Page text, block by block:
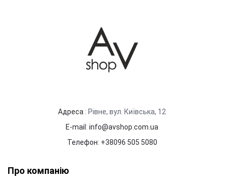
Адреса : Рівне, вул. Київська, 12
E-mail: info@avshop.com.ua
Телефон: +38096 505 5080
Про компанію